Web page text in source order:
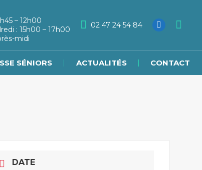
– 12h00
: 15h00 – 17h00
midi
02 47 24 54 84
SÉNIORS ACTUALITÉS CONTACT
DATE